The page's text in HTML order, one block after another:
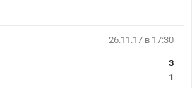
26.11.17 в 17:30
3
1